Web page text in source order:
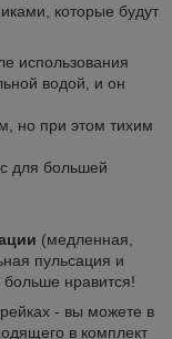
которые будут
использования
водой, и он
но при этом тихим
для большей
(медленная,
пульсация и
больше нравится!
- вы можете в
в комплект